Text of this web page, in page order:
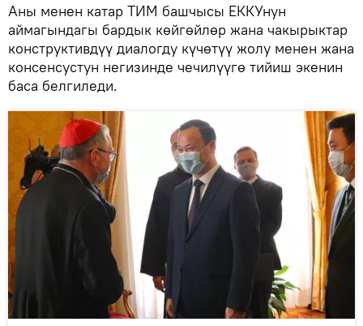
Аны менен катар ТИМ башчысы ЕККУнун
аймагындагы бардык көйгөйлөр жана чакырыктар
конструктивдүү диалогду күчөтүү жолу менен жана
консенсустун негизинде чечилүүгө тийиш экенин
баса белгиледи.